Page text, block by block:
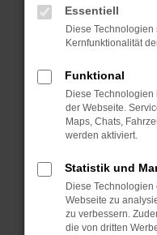
können das
verhindern.
Fenster?
Starte dein
Das kann
Probleme zu
Betriebssystem
sind.
Veraltete
Essentiell
Diese
Kernfunktionalität
Funktional
Diese
der Webseite.
Maps, Chats,
werden aktiviert.
Statistik und
Diese
Webseite zu
zu verbessern.
die von dritten